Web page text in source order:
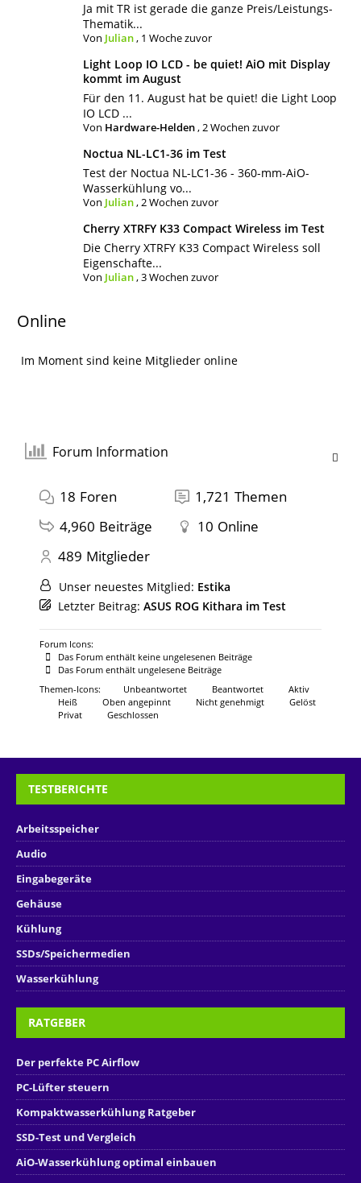
Ja mit TR ist gerade die ganze Preis/Leistungs-
Thematik...
Von Julian, 1 Woche zuvor
Light Loop IO LCD - be quiet! AiO mit Display
kommt im August
Für den 11. August hat be quiet! die Light Loop
IO LCD ...
Von Hardware-Helden,2 Wochen zuvor
Noctua NL-LC1-36 im Test
Test der Noctua NL-LC1-36 - 360-mm-AiO-
Wasserkühlung vo...
Von Julian,2 Wochen zuvor
Cherry XTRFY K33 Compact Wireless im Test
Die Cherry XTRFY K33 Compact Wireless soll
Eigenschafte...
Von Julian,3 Wochen zuvor
Online
Im Moment sind keine Mitglieder online
Forum Information
18 Foren 1,721 Themen
4,960 Beiträge 10 Online
489 Mitglieder
Unser neuestes Mitglied: Estika
Letzter Beitrag: ASUS ROG Kithara im Test
Forum Icons:
Das Forum enthält keine ungelesenen Beiträge
Das Forum enthält ungelesene Beiträge
Themen-Icons:
Unbeantwortet Beantwortet
Aktiv
Heiß
Oben angepinnt Nicht genehmigt
Gelöst
Privat
Geschlossen
TESTBERICHTE
Arbeitsspeicher
Audio
Eingabegeräte
Gehäuse
Kühlung
SSDs/Speichermedien
Wasserkühlung
RATGEBER
Der perfekte PC Airflow
PC-Lüfter steuern
Kompaktwasserkühlung Ratgeber
SSD-Test und Vergleich
AiO-Wasserkühlung optimal einbauen